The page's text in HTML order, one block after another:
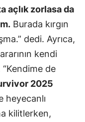
açlık zorlasa da
Burada kırgın
dedi. Ayrıca,
kendi
de
2025
heyecanlı
kilitlerken,